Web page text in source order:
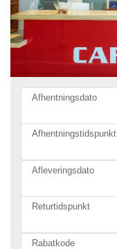
Afhentningsdato
Afhentningstidspunkt
Afleveringsdato
Returtidspunkt
Rabatkode